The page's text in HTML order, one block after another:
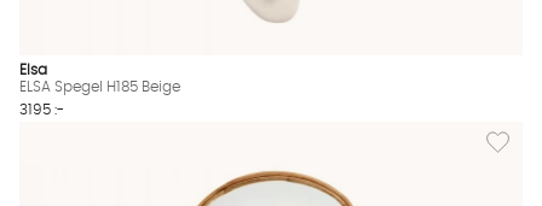
Elsa
ELSA Spegel H185 Beige
3195 :-
Lägg